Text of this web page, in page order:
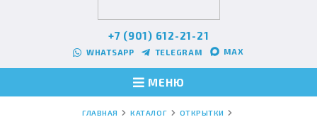
+7 (901) 612-21-21
WHATSAPP TELEGRAM MAX
МЕНЮ
ГЛАВНАЯ КАТАЛОГ ОТКРЫТКИ